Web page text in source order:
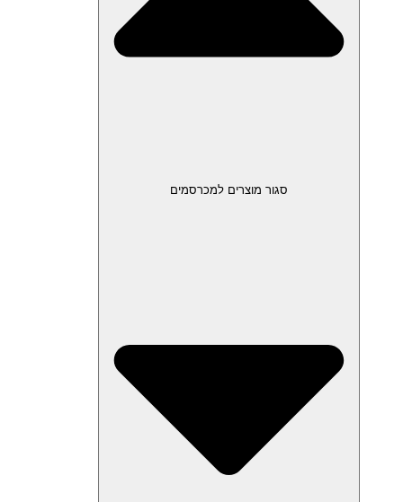
סגור מוצרים למכרסמים